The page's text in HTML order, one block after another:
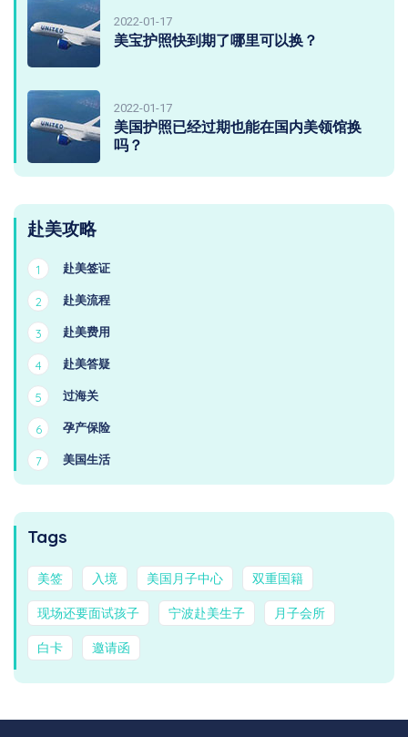
2022-01-17
美宝护照快到期了哪里可以换？
2022-01-17
美国护照已经过期也能在国内美领馆换
吗？
赴美攻略
1 赴美签证
2 赴美流程
3 赴美费用
4 赴美答疑
5 过海关
6 孕产保险
7 美国生活
Tags
美签 入境 美国月子中心 双重国籍
现场还要面试孩子 宁波赴美生子 月子会所
白卡 邀请函